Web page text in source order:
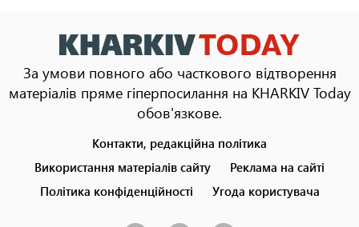
За умови повного або часткового відтворення
матеріалів пряме гіперпосилання на KHARKIV Today
обов'язкове.
menu
Контакти, редакційна політика
Використання матеріалів сайту
Реклама на сайті
Політика конфіденційності
Угода користувача